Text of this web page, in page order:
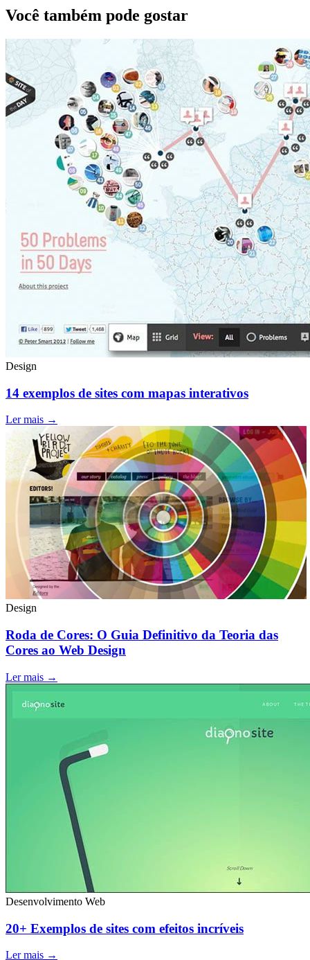
Você também pode gostar
Design
14 exemplos de sites com mapas interativos
Ler mais →
Design
Roda de Cores: O Guia Definitivo da Teoria das
Cores ao Web Design
Ler mais →
Desenvolvimento Web
20+ Exemplos de sites com efeitos incríveis
Ler mais →